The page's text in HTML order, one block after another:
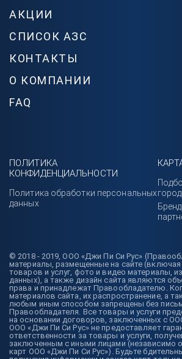
АКЦИИ
СПИСОК АЗС
КОНТАКТЫ
О КОМПАНИИ
FAQ
© 2018 - 2019, ООО «Джи Пи Си Рус»
материалы, размещенные на сайте (включая
товаров и услуг, фото и видео материалы,
данных), а также дизайн сайта являются
права и принадлежат Правообладателю.
материалов сайта, их распространение, а
любым иным способом запрещены без
Правообладателя. Все товары и услуги
на основании договоров, заключенных с
ООО «Джи Пи Си Рус» не предоставляет
ответственности за товары и услуги,
заключенным с иными лицами (независимо
карт ООО «Джи Пи Си Рус»). Будьте
ПОЛИТИКА
КОНФИДЕНЦИАЛЬНОСТИ
Политика обработки персональных
данных